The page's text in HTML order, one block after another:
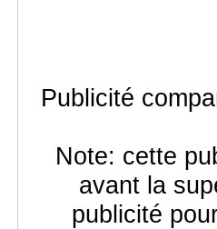
Publicité
Note: cette
avant la
publicité